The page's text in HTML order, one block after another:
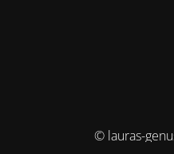
© lauras-